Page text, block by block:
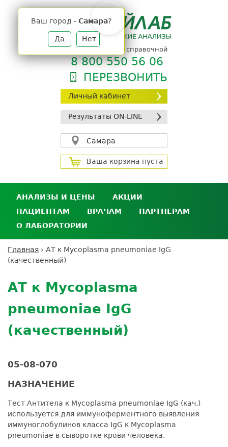
Личный кабинет
Результаты ON-LINE
Самара
Ваш город - Самара?
Да Нет
Ваша корзина пуста
телефон единой справочной
8 800 550 56 06
ПЕРЕЗВОНИТЬ
АНАЛИЗЫ И ЦЕНЫ
Анализы и цены
Где сдать анализы
Выезд на дом
Подготовка к анализам
Расшифровка анализов
АКЦИИ
ПАЦИЕНТАМ
Личный кабинет пациента
Дисконтная программа
ДМС
Усиление профилактических мер для
безопасности пациентов
ВРАЧАМ
Сотрудничество
ПАРТНЕРАМ
кабинет
партнёра
О ЛАБОРАТОРИИ
Контроль качества
Документы
Вы
Главная › АТ к Mycoplasma pneumoniae IgG
(качественный)
to
top
АТ к Mycoplasma
pneumoniae IgG
(качественный)
05-08-070
НАЗНАЧЕНИЕ
Тест Антитела к Mycoplasma pneumoniae IgG (кач.)
используется для иммуноферментного выявления
иммуноглобулинов класса IgG к Mycoplasma
pneumoniae в сыворотке крови человека.